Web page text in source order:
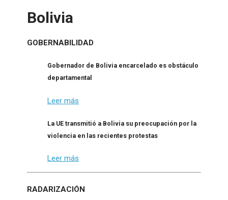
Bolivia
GOBERNABILIDAD
Gobernador de Bolivia encarcelado es obstáculo
departamental
Leer más
La UE transmitió a Bolivia su preocupación por la
violencia en las recientes protestas
Leer más
RADARIZACIÓN